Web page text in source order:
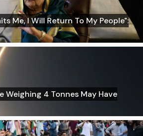
Me, I Will Return To My People":
Weighing 4 Tonnes May Have